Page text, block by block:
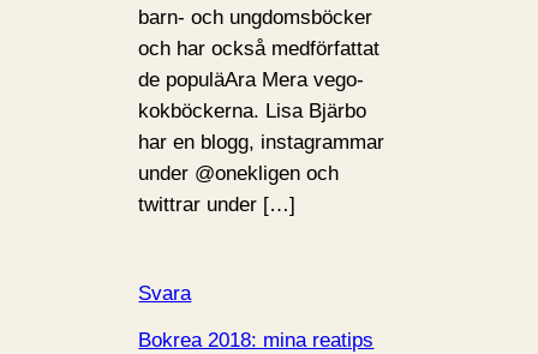
barn- och ungdomsböcker
och har också medförfattat
de populäAra Mera vego-
kokböckerna. Lisa Bjärbo
har en blogg, instagrammar
under @onekligen och
twittrar under […]
Svara
Bokrea 2018: mina reatips